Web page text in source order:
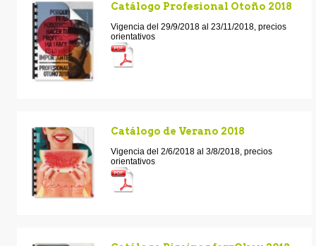
Catálogo Profesional Otoño 2018
Vigencia del 29/9/2018 al 23/11/2018, precios
orientativos
Catálogo de Verano 2018
Vigencia del 2/6/2018 al 3/8/2018, precios
orientativos